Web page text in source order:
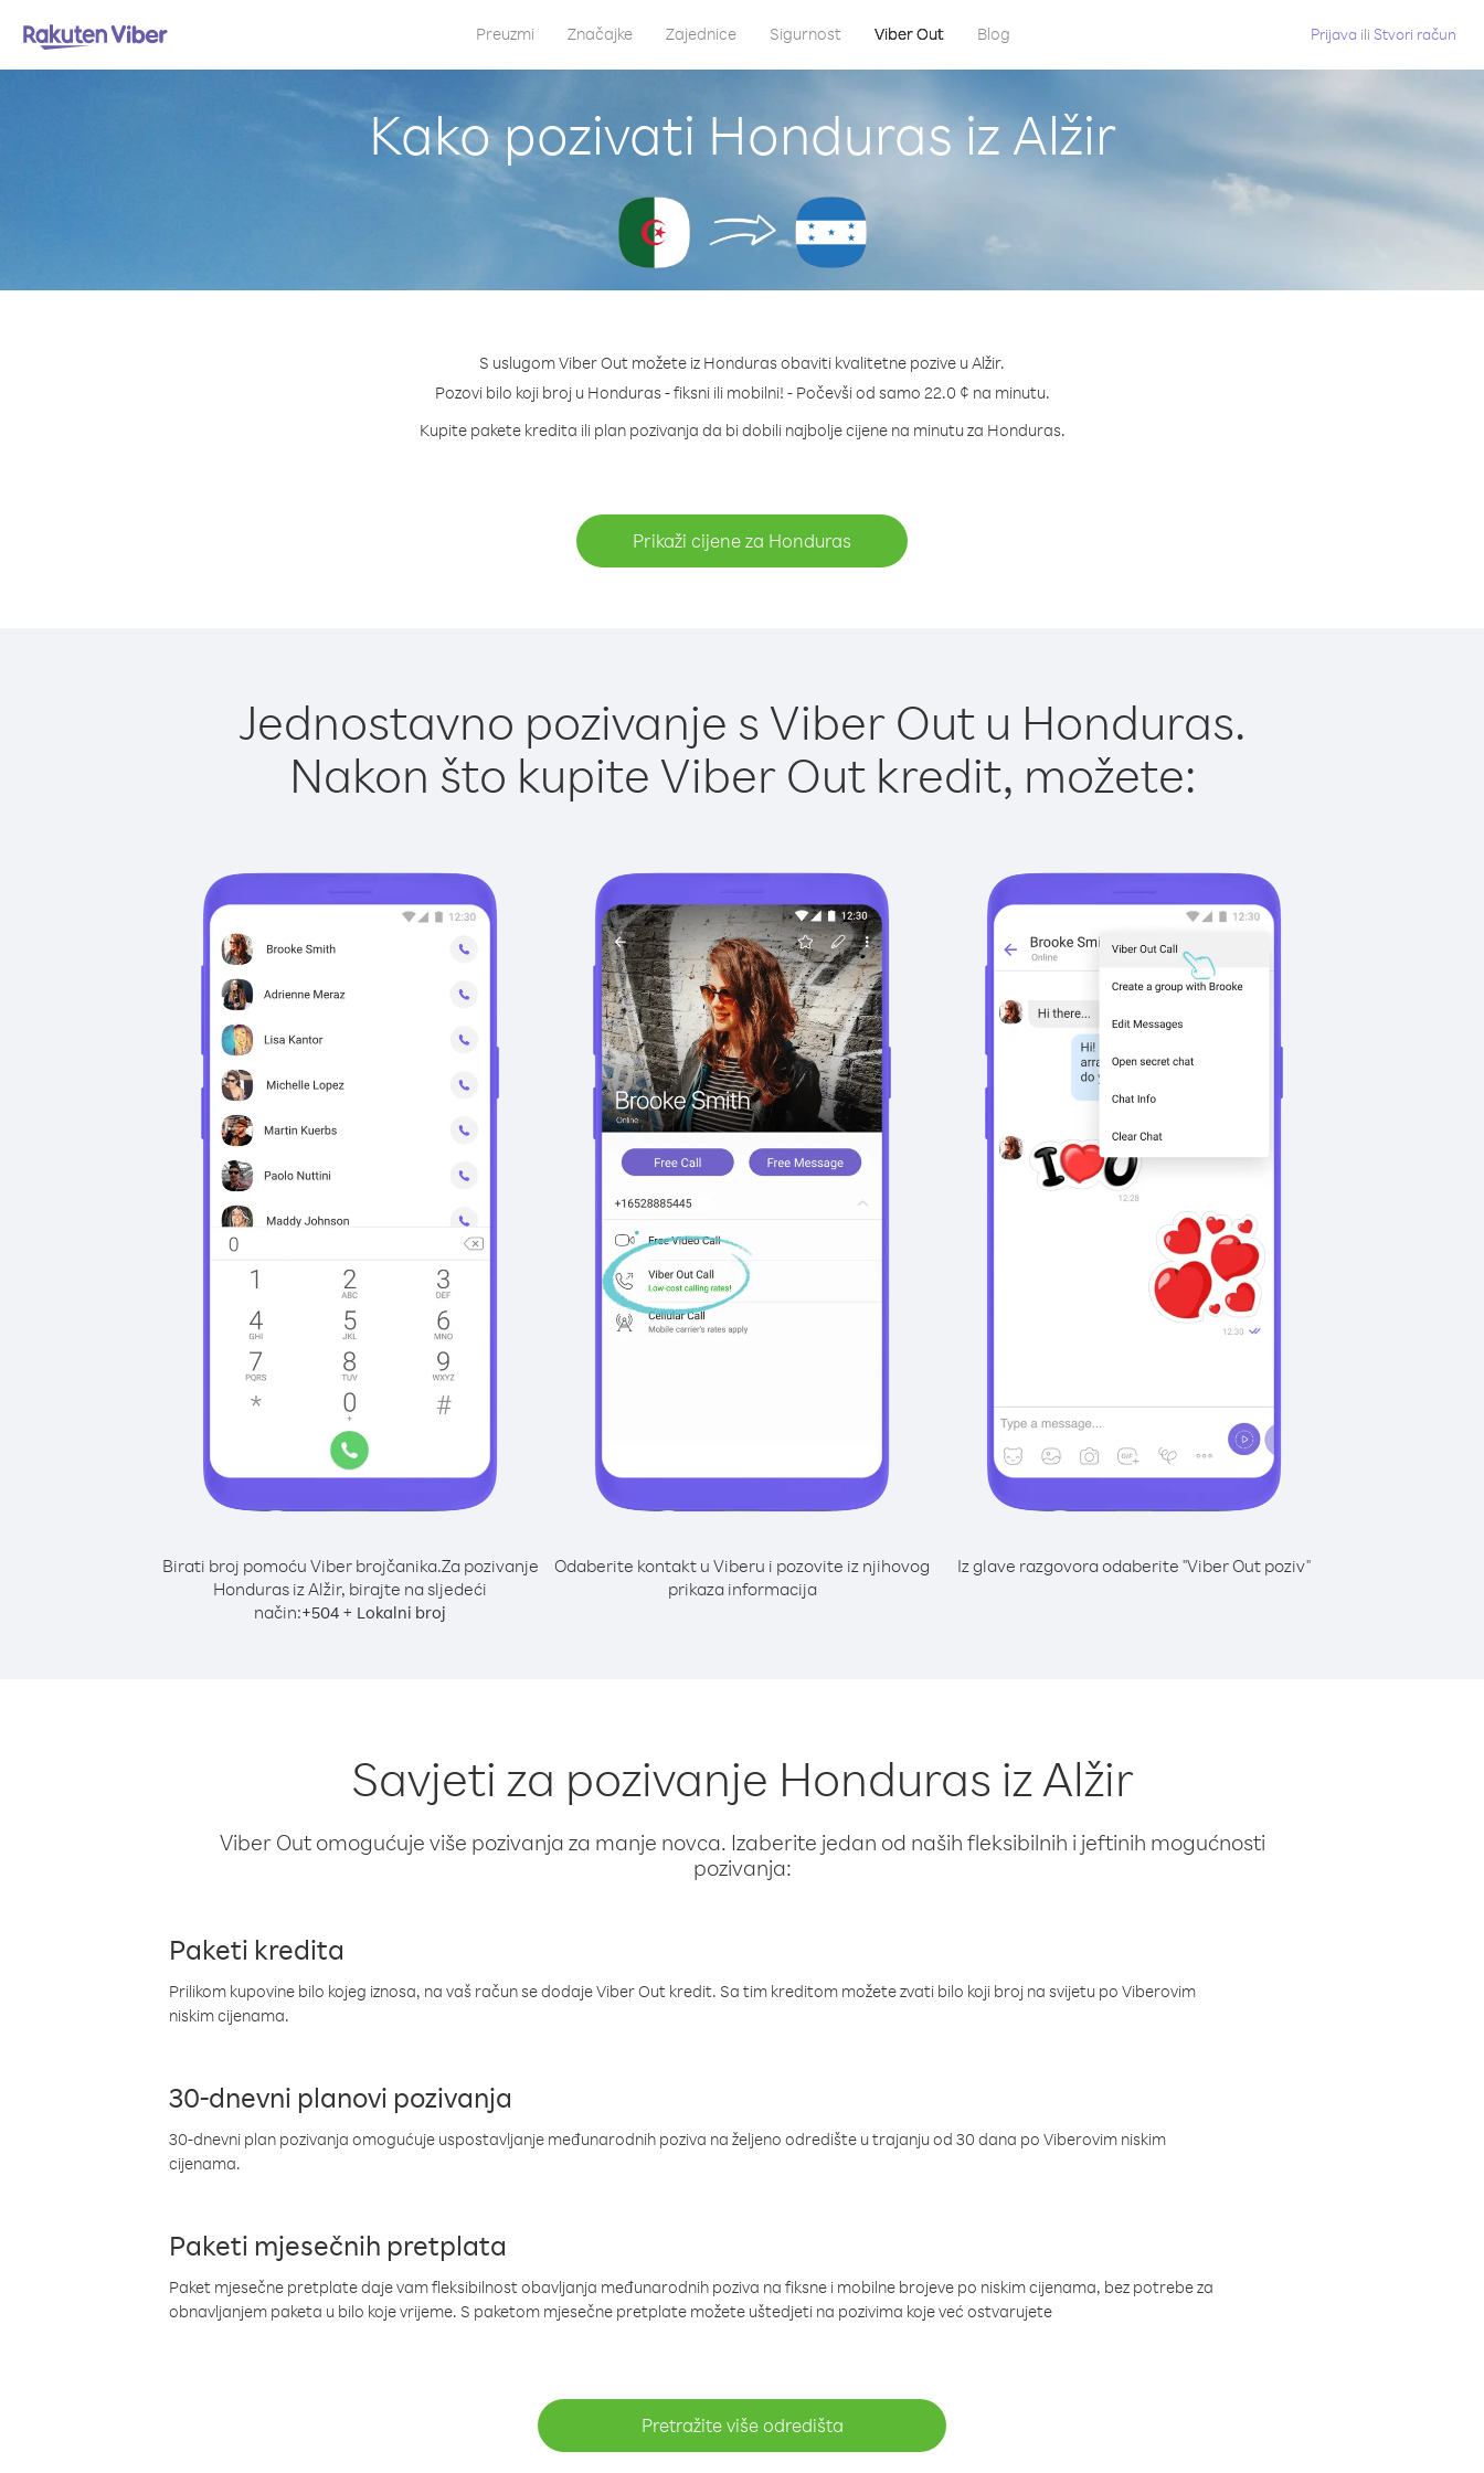
Preuzmi Značajke Zajednice Sigurnost Viber Out Blog Prijava ili Stvori račun
Kako pozivati Honduras iz Alžir
S uslugom Viber Out možete iz Honduras obaviti kvalitetne pozive u Alžir.
Pozovi bilo koji broj u Honduras - fiksni ili mobilni! - Počevši od samo 22.0 ¢ na minutu.
Kupite pakete kredita ili plan pozivanja da bi dobili najbolje cijene na minutu za Honduras.
Prikaži cijene za Honduras
Jednostavno pozivanje s Viber Out u Honduras.
Nakon što kupite Viber Out kredit, možete:
Birati broj pomoću Viber brojčanika.Za pozivanje
Honduras iz Alžir, birajte na sljedeći
način:+504 + Lokalni broj
Odaberite kontakt u Viberu i pozovite iz njihovog
prikaza informacija
Iz glave razgovora odaberite "Viber Out poziv"
Savjeti za pozivanje Honduras iz Alžir
Viber Out omogućuje više pozivanja za manje novca. Izaberite jedan od naših fleksibilnih i jeftinih mogućnosti
pozivanja:
Paketi kredita
Prilikom kupovine bilo kojeg iznosa, na vaš račun se dodaje Viber Out kredit. Sa tim kreditom možete zvati bilo koji broj na svijetu po Viberovim
niskim cijenama.
30-dnevni planovi pozivanja
30-dnevni plan pozivanja omogućuje uspostavljanje međunarodnih poziva na željeno odredište u trajanju od 30 dana po Viberovim niskim
cijenama.
Paketi mjesečnih pretplata
Paket mjesečne pretplate daje vam fleksibilnost obavljanja međunarodnih poziva na fiksne i mobilne brojeve po niskim cijenama, bez potrebe za
obnavljanjem paketa u bilo koje vrijeme. S paketom mjesečne pretplate možete uštedjeti na pozivima koje već ostvarujete
Pretražite više odredišta